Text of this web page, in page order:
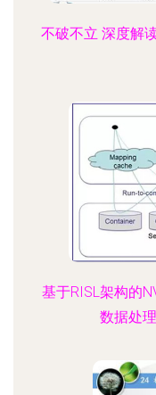
不破不立 深度解
基于RISL架构的
数据处